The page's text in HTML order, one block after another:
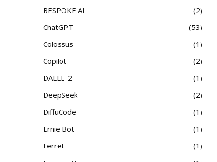
BESPOKE AI
2
ChatGPT
53
Colossus
1
Copilot
2
DALLE-2
1
DeepSeek
2
DiffuCode
1
Ernie Bot
1
Ferret
1